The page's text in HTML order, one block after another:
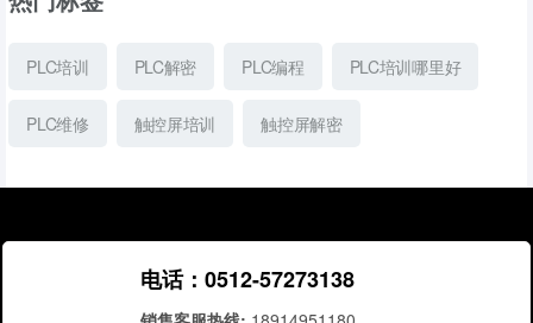
PLC培训 PLC解密 PLC编程 PLC培训哪里好
PLC维修 触控屏培训 触控屏解密
电话：0512-57273138